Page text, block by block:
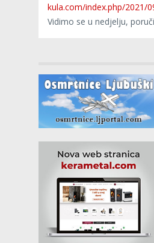
kula.com/index.php/2021/
Vidimo se u nedjelju,